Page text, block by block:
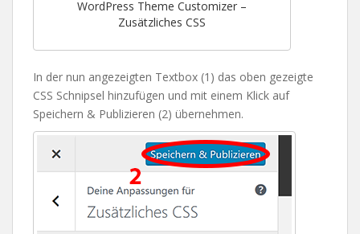
WordPress Theme Customizer –
Zusätzliches CSS
In der nun angezeigten Textbox (1) das oben gezeigte
CSS Schnipsel hinzufügen und mit einem Klick auf
Speichern & Publizieren (2) übernehmen.